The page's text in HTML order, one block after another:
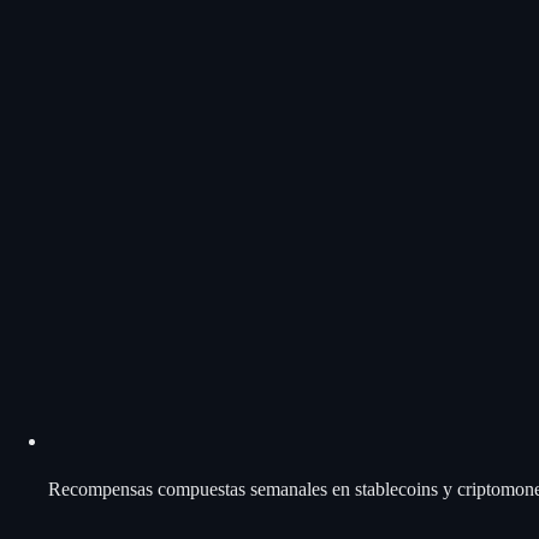
Recompensas compuestas semanales en stablecoins y